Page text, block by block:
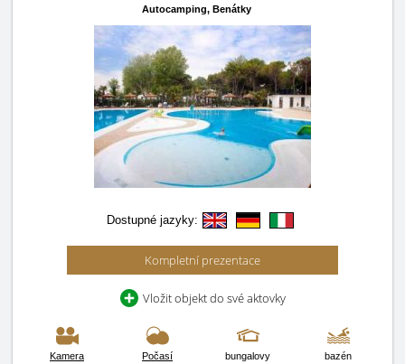
Autocamping, Benátky
Dostupné jazyky:
Kompletní prezentace
Vložit objekt do své aktovky
Kamera Počasí bungalovy bazén